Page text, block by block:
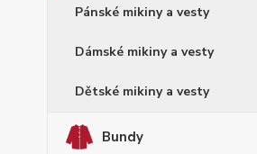
Pánské mikiny a vesty
Dámské mikiny a vesty
Dětské mikiny a vesty
Bundy